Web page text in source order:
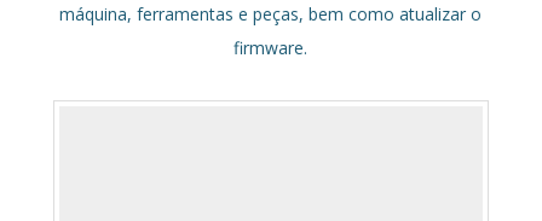
máquina, ferramentas e peças, bem como atualizar o
firmware.